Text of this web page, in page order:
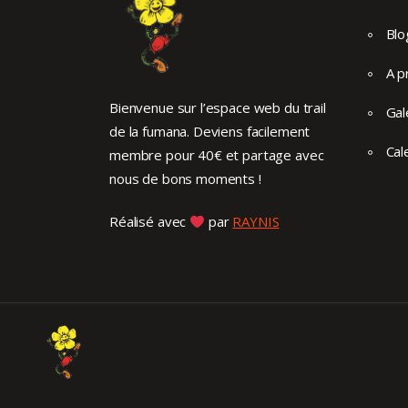
Bienvenue sur l’espace web du trail
de la fumana. Deviens facilement
membre pour 40€ et partage avec
nous de bons moments !
Réalisé avec par RAYNIS
A